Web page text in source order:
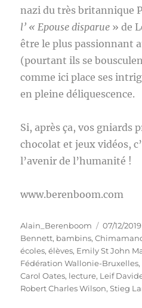
nazi du très britannique
l’ « Epouse disparue » de
être le plus passionnant
(pourtant ils se
comme ici place ses
en pleine déliquescence.
Si, après ça, vos gniards
chocolat et jeux vidéos,
l’avenir de l’humanité !
www.berenboom.com
Auteur
Alain_Berenboom
Publié
le
07/12/2019
Bennett, bambins,
écoles,élèves, Emily St John
Fédération Wallonie-Bruxelles,
Carol Oates, lecture, Leif
Robert Charles Wilson,Stieg